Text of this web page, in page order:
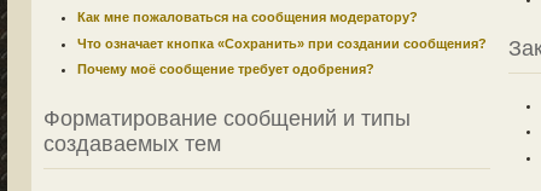
Как мне пожаловаться на сообщения модератору?
Что означает кнопка «Сохранить» при создании сообщения?
Почему моё сообщение требует одобрения?
Форматирование сообщений и типы
создаваемых тем